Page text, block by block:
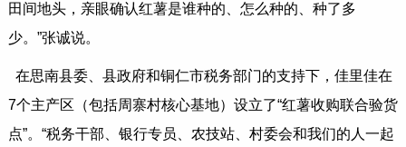
田间地头，亲眼确认红薯是谁种的、怎么种的、种了多
少。”张诚说。
在思南县委、县政府和铜仁市税务部门的支持下，佳里佳在
7个主产区（包括周寨村核心基地）设立了“红薯收购联合验货
点”。“税务干部、银行专员、农技站、村委会和我们的人一起